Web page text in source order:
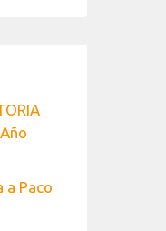
a Paco